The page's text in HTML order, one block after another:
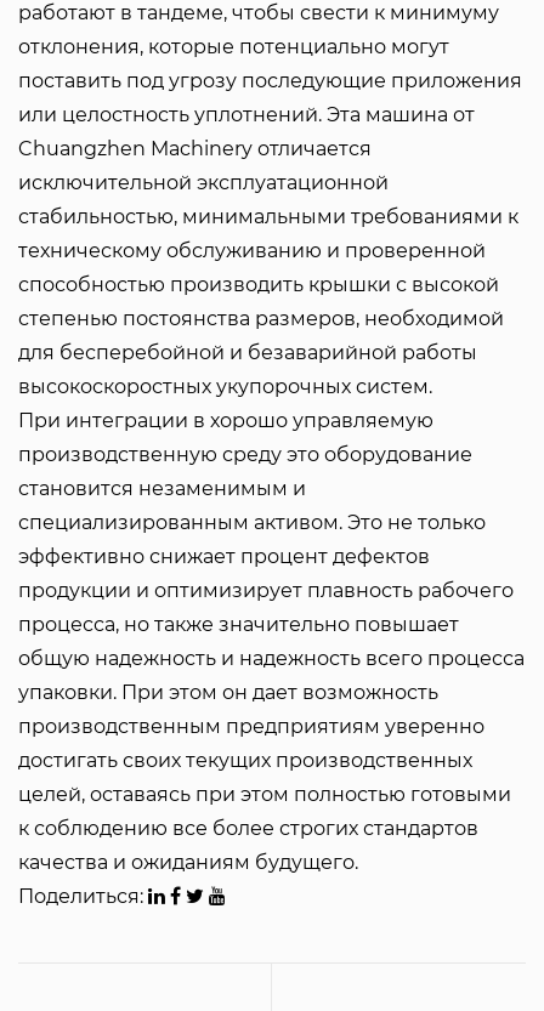
работают в тандеме, чтобы свести к минимуму
отклонения, которые потенциально могут
поставить под угрозу последующие приложения
или целостность уплотнений. Эта машина от
Chuangzhen Machinery отличается
исключительной эксплуатационной
стабильностью, минимальными требованиями к
техническому обслуживанию и проверенной
способностью производить крышки с высокой
степенью постоянства размеров, необходимой
для бесперебойной и безаварийной работы
высокоскоростных укупорочных систем.
При интеграции в хорошо управляемую
производственную среду это оборудование
становится незаменимым и
специализированным активом. Это не только
эффективно снижает процент дефектов
продукции и оптимизирует плавность рабочего
процесса, но также значительно повышает
общую надежность и надежность всего процесса
упаковки. При этом он дает возможность
производственным предприятиям уверенно
достигать своих текущих производственных
целей, оставаясь при этом полностью готовыми
к соблюдению все более строгих стандартов
качества и ожиданиям будущего.
Поделиться: